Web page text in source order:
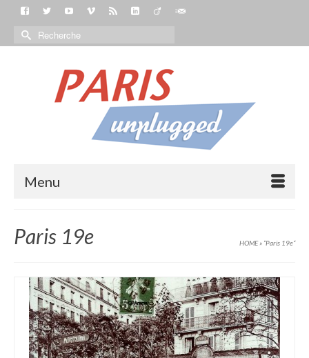
Menu
Paris 19e HOME» “Paris 19e“